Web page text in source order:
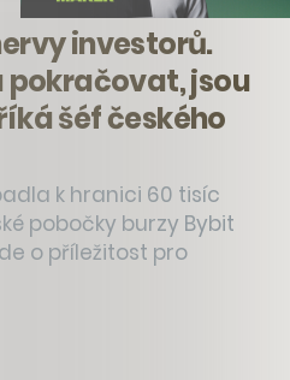
investorů.
pokračovat, jsou
šéf českého
k hranici 60 tisíc
pobočky burzy Bybit
o příležitost pro